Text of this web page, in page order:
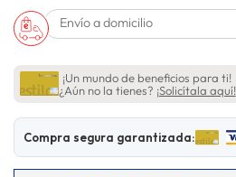
Envío a domicilio
¡Un mundo de beneficios para ti!
¿Aún no la tienes? ¡Solicítala aquí!
Compra segura garantizada: